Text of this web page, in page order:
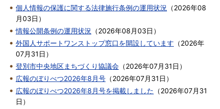
個人情報の保護に関する法律施行条例の運用状況
（2026年08
月03日 ）
情報公開条例の運用状況
（2026年08月03日 ）
外国人サポートワンストップ窓口を開設しています （2026年
07月31日 ）
登別市中央地区まちづくり協議会 （2026年07月31日 ）
広報のぼりべつ2026年8月号 （2026年07月31日 ）
広報のぼりべつ2026年8月号を掲載しました （2026年07月31
日 ）